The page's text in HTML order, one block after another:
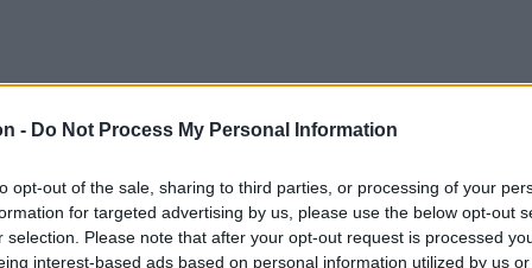
- Do Not Process My Personal Information
opt-out of the sale, sharing to third parties, or processing of your
for targeted advertising by us, please use the below opt-out
selection. Please note that after your opt-out request is processed
interest-based ads based on personal information utilized by us
több mint 130
része a múzeum